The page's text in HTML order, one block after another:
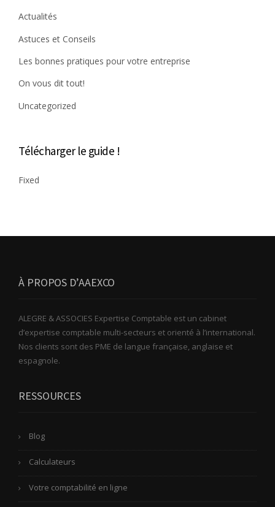
Actualités
Astuces et Conseils
Les bonnes pratiques pour votre entreprise
On vous dit tout!
Uncategorized
Télécharger le guide !
Fixed
À PROPOS D’AAEXCO
ALEGRE & ASSOCIES Expertise Comptable est un cabinet
d’expertise comptable multi-secteurs et orienté à l’international.
Nos clients sont des PME de langue française, anglaise et
espagnole.
RESSOURCES
Blog
Calculateurs
Votre comptabilité en ligne